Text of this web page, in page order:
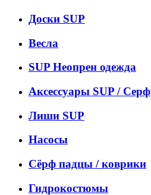
Доски SUP
Весла
SUP Неопрен одежда
Аксессуары SUP / Серф
Лиши SUP
Насосы
Сёрф падцы / коврики
Гидрокостюмы